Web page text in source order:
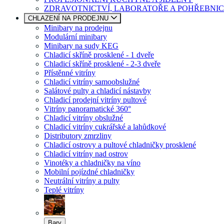
ZDRAVOTNICTVÍ, LABORATOŘE A
CHLAZENÍ NA PRODEJNU
Minibary na prodejnu
Modulární minibary
Minibary na sudy KEG
Chladicí skříně prosklené - 1 dveře
Chladicí skříně prosklené - 2-3 dveře
Přístěnné vitríny
Chladicí vitríny samoobslužné
Salátové pulty a chladicí nástavby
Chladicí prodejní vitríny pultové
Vitríny panoramatické 360°
Chladicí vitríny obslužné
Chladicí vitríny cukrářské a lahůdkové
Distributory zmrzliny
Chladicí ostrovy a pultové chladničky prosklené
Chladicí vitríny nad ostrov
Vinotéky a chladničky na víno
Mobilní pojízdné chladničky
Neutrální vitríny a pulty
Teplé vitríny